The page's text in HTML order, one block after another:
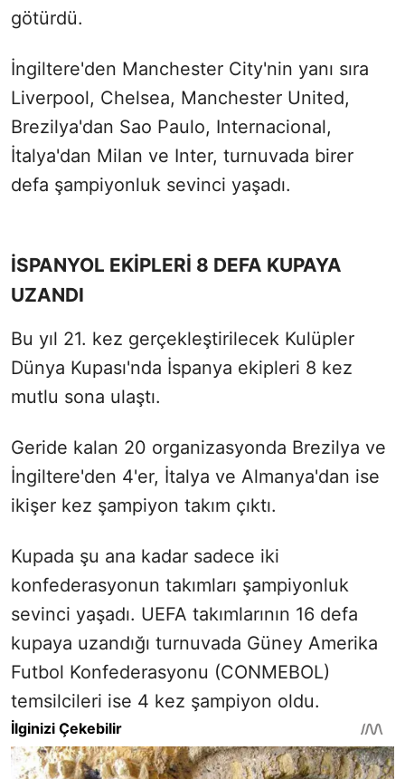
götürdü.
İngiltere'den Manchester City'nin yanı sıra
Liverpool, Chelsea, Manchester United,
Brezilya'dan Sao Paulo, Internacional,
İtalya'dan Milan ve Inter, turnuvada birer
defa şampiyonluk sevinci yaşadı.
İSPANYOL EKİPLERİ 8 DEFA KUPAYA
UZANDI
Bu yıl 21. kez gerçekleştirilecek Kulüpler
Dünya Kupası'nda İspanya ekipleri 8 kez
mutlu sona ulaştı.
Geride kalan 20 organizasyonda Brezilya ve
İngiltere'den 4'er, İtalya ve Almanya'dan ise
ikişer kez şampiyon takım çıktı.
Kupada şu ana kadar sadece iki
konfederasyonun takımları şampiyonluk
sevinci yaşadı. UEFA takımlarının 16 defa
kupaya uzandığı turnuvada Güney Amerika
Futbol Konfederasyonu (CONMEBOL)
temsilcileri ise 4 kez şampiyon oldu.